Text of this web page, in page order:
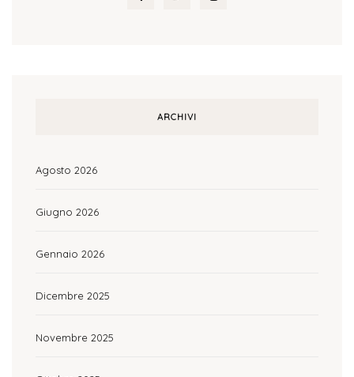
ARCHIVI
Agosto 2026
Giugno 2026
Gennaio 2026
Dicembre 2025
Novembre 2025